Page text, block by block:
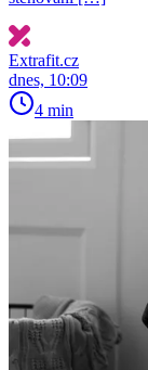
Extrafit.cz
dnes, 10:09
4 min